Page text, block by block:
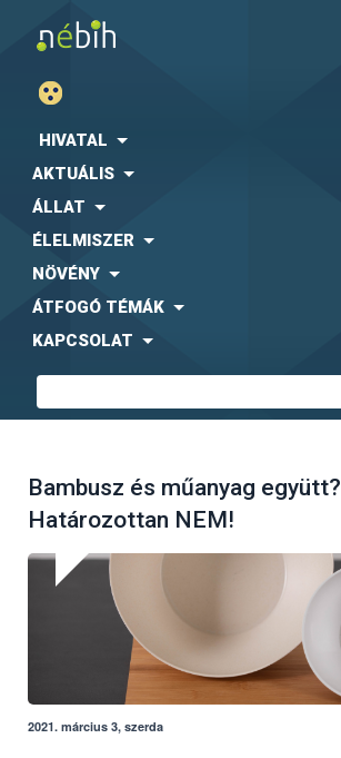
HIVATAL
AKTUÁLIS
ÁLLAT
ÉLELMISZER
NÖVÉNY
ÁTFOGÓ TÉMÁK
KAPCSOLAT
Bambusz és műanyag együtt?
Határozottan NEM!
2021. március 3, szerda